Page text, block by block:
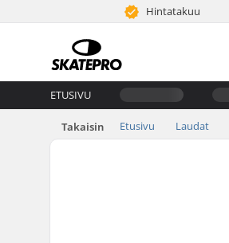
Hintatakuu
ETUSIVU
Takaisin Etusivu Laudat